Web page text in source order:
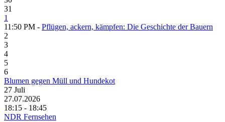
31
1
11:50 PM - Pflügen, ackern, kämpfen: Die Geschichte der Bauern
2
3
4
5
6
Blumen gegen Müll und Hundekot
27 Juli
27.07.2026
18:15 - 18:45
NDR Fernsehen